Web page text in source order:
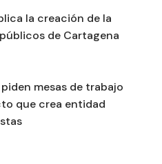
la creación de la
de Cartagena
mesas de trabajo
que crea entidad